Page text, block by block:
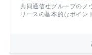
共同通信社グループのノ
リースの基本的なポイン